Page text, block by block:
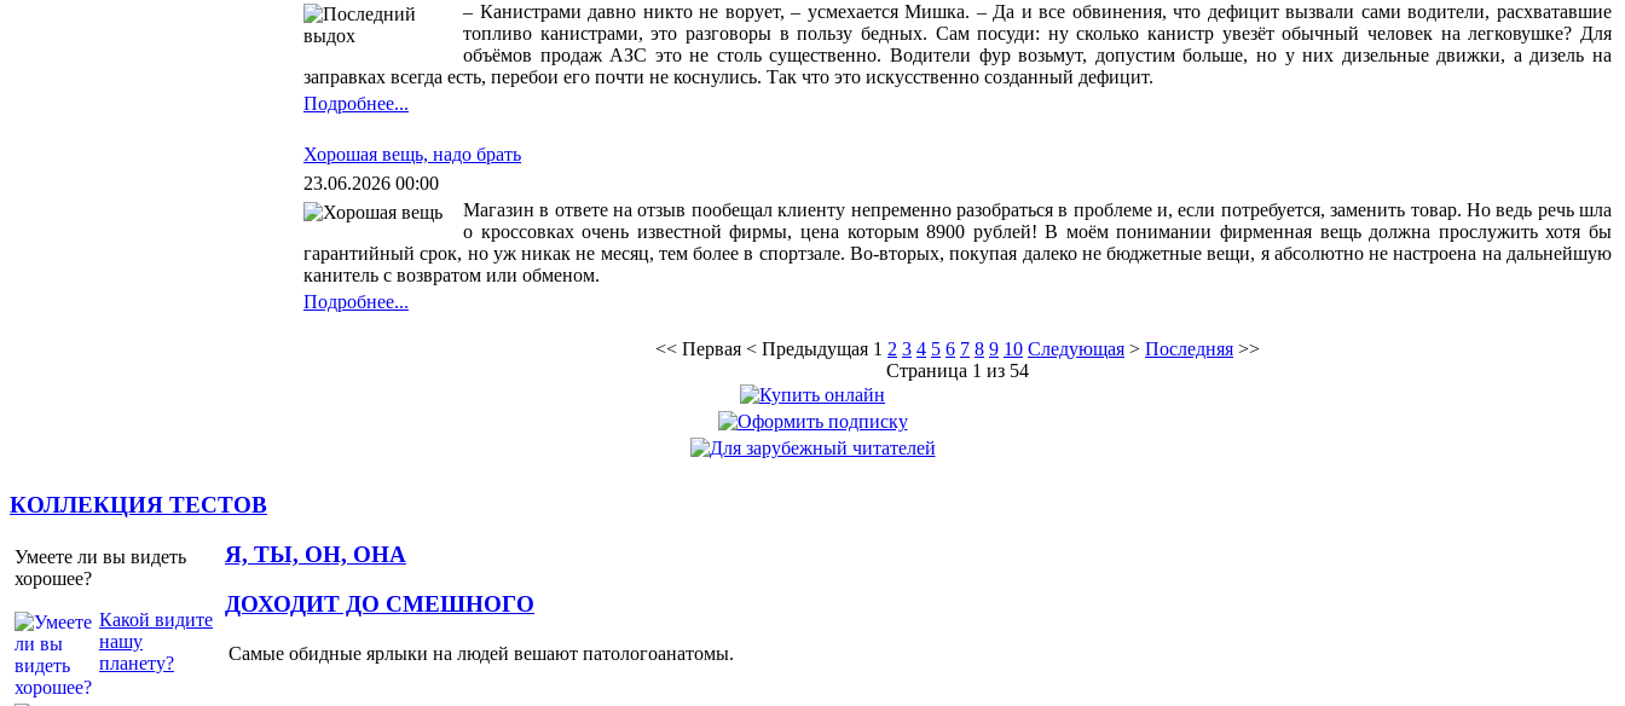
– Канистрами давно никто не ворует, – усмехается Мишка. – Да и все обвинения, что дефицит вызвали сами водители, расхватавшие
топливо канистрами, это разговоры в пользу бедных. Сам посуди: ну сколько канистр увезёт обычный человек на легковушке? Для
объёмов продаж АЗС это не столь существенно. Водители фур возьмут, допустим больше, но у них дизельные движки, а дизель на
заправках всегда есть, перебои его почти не коснулись. Так что это искусственно созданный дефицит.
Подробнее...
Хорошая вещь, надо брать
23.06.2026 00:00
Магазин в ответе на отзыв пообещал клиенту непременно разобраться в проблеме и, если потребуется, заменить товар. Но ведь речь шла
о кроссовках очень известной фирмы, цена которым 8900 рублей! В моём понимании фирменная вещь должна прослужить хотя бы
гарантийный срок, но уж никак не месяц, тем более в спортзале. Во-вторых, покупая далеко не бюджетные вещи, я абсолютно не настроена на дальнейшую
канитель с возвратом или обменом.
Подробнее...
<< Первая < Предыдущая 1 2 3 4 5 6 7 8 9 10 Следующая > Последняя >>
Страница 1 из 54
КОЛЛЕКЦИЯ ТЕСТОВ
Умеете ли вы видеть
хорошее?
Какой видите
нашу
планету?
Я, ТЫ, ОН, ОНА
ДОХОДИТ ДО СМЕШНОГО
Самые обидные ярлыки на людей вешают патологоанатомы.